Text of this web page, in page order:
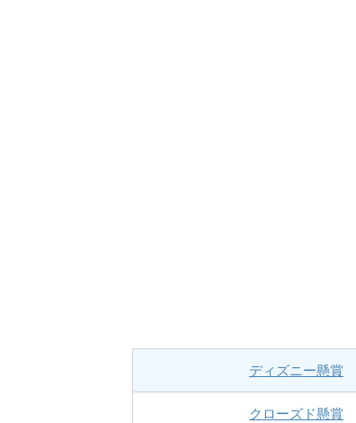
ディズニー懸賞
クローズド懸賞